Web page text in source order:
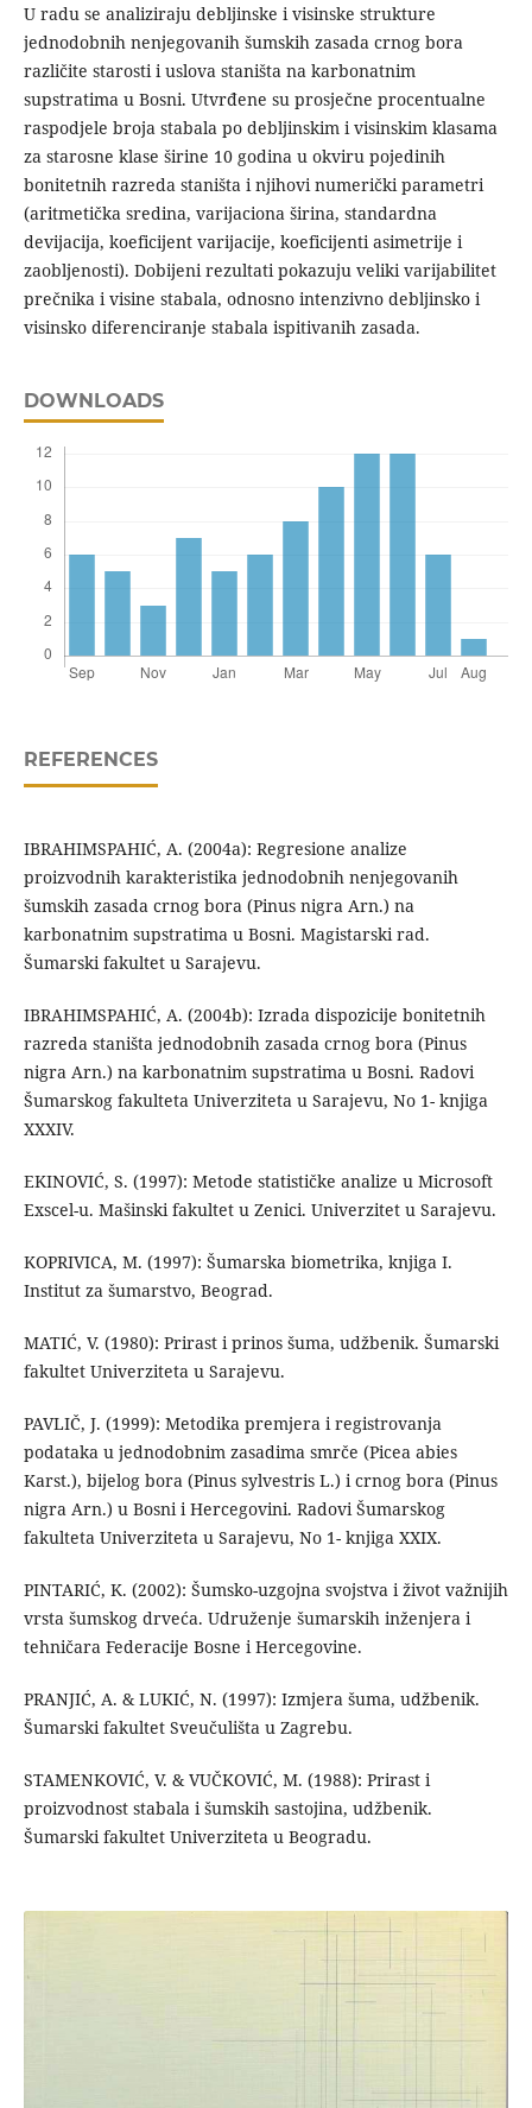
U radu se analiziraju debljinske i visinske strukture
jednodobnih nenjegovanih šumskih zasada crnog bora
različite starosti i uslova staništa na karbonatnim
supstratima u Bosni. Utvrđene su prosječne procentualne
raspodjele broja stabala po debljinskim i visinskim klasama
za starosne klase širine 10 godina u okviru pojedinih
bonitetnih razreda staništa i njihovi numerički parametri
(aritmetička sredina, varijaciona širina, standardna
devijacija, koeficijent varijacije, koeficijenti asimetrije i
zaobljenosti). Dobijeni rezultati pokazuju veliki varijabilitet
prečnika i visine stabala, odnosno intenzivno debljinsko i
visinsko diferenciranje stabala ispitivanih zasada.
DOWNLOADS
REFERENCES
IBRAHIMSPAHIĆ, A. (2004a): Regresione analize
proizvodnih karakteristika jednodobnih nenjegovanih
šumskih zasada crnog bora (Pinus nigra Arn.) na
karbonatnim supstratima u Bosni. Magistarski rad.
Šumarski fakultet u Sarajevu.
IBRAHIMSPAHIĆ, A. (2004b): Izrada dispozicije bonitetnih
razreda staništa jednodobnih zasada crnog bora (Pinus
nigra Arn.) na karbonatnim supstratima u Bosni. Radovi
Šumarskog fakulteta Univerziteta u Sarajevu, No 1- knjiga
XXXIV.
EKINOVIĆ, S. (1997): Metode statističke analize u Microsoft
Exscel-u. Mašinski fakultet u Zenici. Univerzitet u Sarajevu.
KOPRIVICA, M. (1997): Šumarska biometrika, knjiga I.
Institut za šumarstvo, Beograd.
MATIĆ, V. (1980): Prirast i prinos šuma, udžbenik. Šumarski
fakultet Univerziteta u Sarajevu.
PAVLIČ, J. (1999): Metodika premjera i registrovanja
podataka u jednodobnim zasadima smrče (Picea abies
Karst.), bijelog bora (Pinus sylvestris L.) i crnog bora (Pinus
nigra Arn.) u Bosni i Hercegovini. Radovi Šumarskog
fakulteta Univerziteta u Sarajevu, No 1- knjiga XXIX.
PINTARIĆ, K. (2002): Šumsko-uzgojna svojstva i život važnijih
vrsta šumskog drveća. Udruženje šumarskih inženjera i
tehničara Federacije Bosne i Hercegovine.
PRANJIĆ, A. & LUKIĆ, N. (1997): Izmjera šuma, udžbenik.
Šumarski fakultet Sveučulišta u Zagrebu.
STAMENKOVIĆ, V. & VUČKOVIĆ, M. (1988): Prirast i
proizvodnost stabala i šumskih sastojina, udžbenik.
Šumarski fakultet Univerziteta u Beogradu.